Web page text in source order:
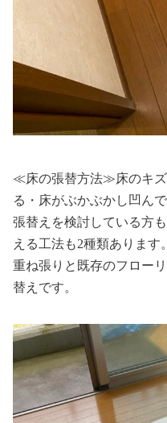
≪床の張替方法≫床のキズ
る・床がぶかぶかし凹ん
張替えを検討している方
える工法も2種類ありま
重ね張りと既存のフロー
替えです。